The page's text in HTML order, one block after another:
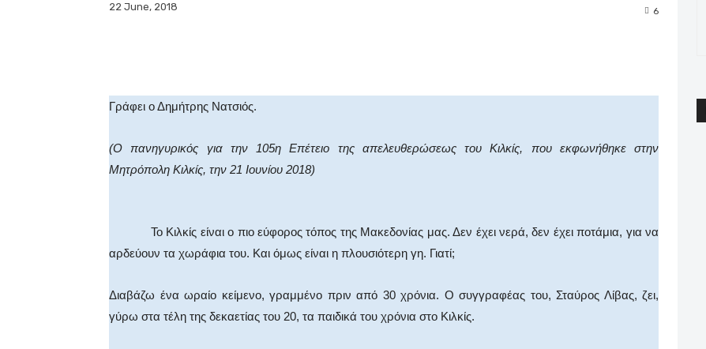
22 June, 2018 6
Γράφει ο Δημήτρης Νατσιός.
(Ο πανηγυρικός για την 105η Επέτειο της απελευθερώσεως του Κιλκίς, που εκφωνήθηκε στην
Μητρόπολη Κιλκίς, την 21 Ιουνίου 2018)
Το Κιλκίς είναι ο πιο εύφορος τόπος της Μακεδονίας μας. Δεν έχει νερά, δεν έχει ποτάμια, για να
αρδεύουν τα χωράφια του. Και όμως είναι η πλουσιότερη γη. Γιατί;
Διαβάζω ένα ωραίο κείμενο, γραμμένο πριν από 30 χρόνια. Ο συγγραφέας του, Σταύρος Λίβας, ζει,
γύρω στα τέλη της δεκαετίας του 20, τα παιδικά του χρόνια στο Κιλκίς.